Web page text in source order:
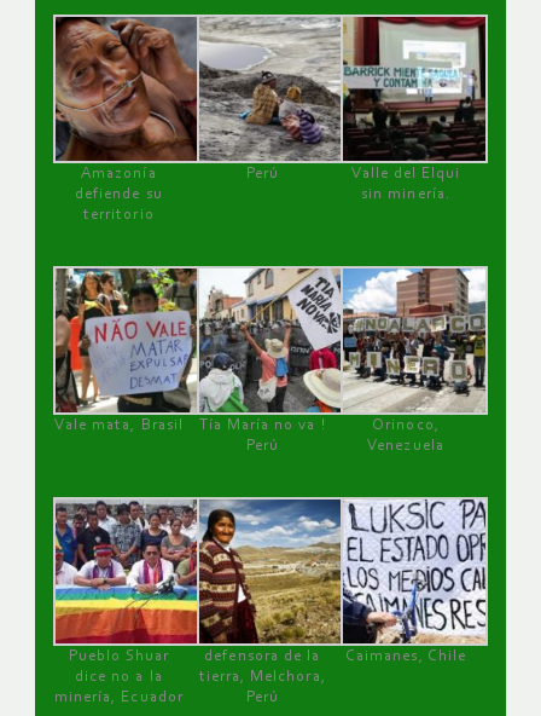
Amazonía
defiende su
territorio
Perú
Valle del Elqui
sin minería.
Vale mata, Brasil
Tía María no va !
Perú
Orinoco,
Venezuela
Pueblo Shuar
dice no a la
minería, Ecuador
defensora de la
tierra, Melchora,
Perú
Caimanes, Chile